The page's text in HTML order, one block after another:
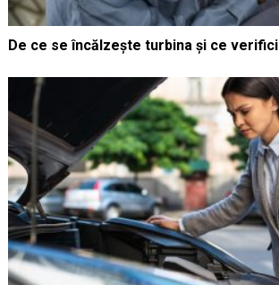
De ce se încălzește turbina și ce verifici